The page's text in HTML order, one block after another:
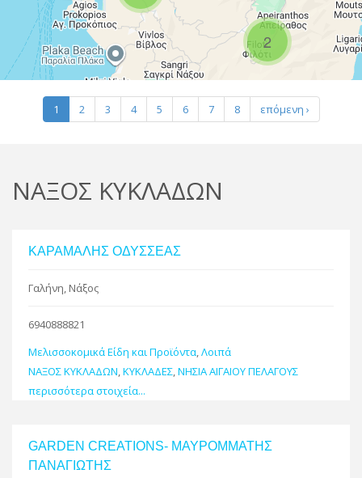
2
Google
1 2 3 4 5 6 7 8 επόμενη ›
ΝΑΞΟΣ ΚΥΚΛΑΔΩΝ
ΚΑΡΑΜΑΛΗΣ ΟΔΥΣΣΕΑΣ
Γαλήνη, Νάξος
6940888821
Μελισσοκομικά Είδη και Προϊόντα,Λοιπά
ΝΑΞΟΣ ΚΥΚΛΑΔΩΝ,ΚΥΚΛΑΔΕΣ,ΝΗΣΙΑ ΑΙΓΑΙΟΥ ΠΕΛΑΓΟΥΣ
περισσότερα στοιχεία...
GARDEN CREATIONS- ΜΑΥΡΟΜΜΑΤΗΣ
ΠΑΝΑΓΙΩΤΗΣ